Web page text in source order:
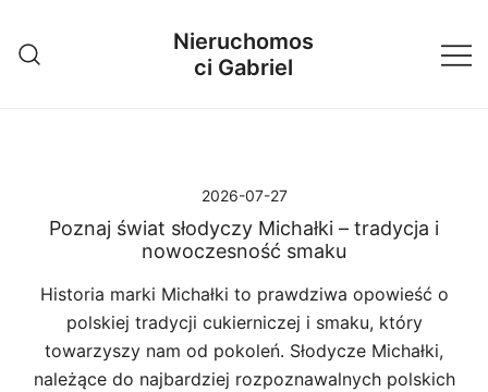
treści
Nieruchomos
ci Gabriel
2026-07-27
Poznaj świat słodyczy Michałki – tradycja i
nowoczesność smaku
Historia marki Michałki to prawdziwa opowieść o
polskiej tradycji cukierniczej i smaku, który
towarzyszy nam od pokoleń. Słodycze Michałki,
należące do najbardziej rozpoznawalnych polskich